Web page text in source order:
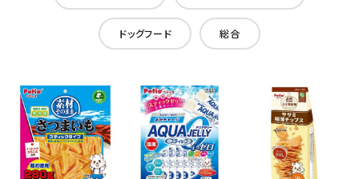
ドッグフード 総合